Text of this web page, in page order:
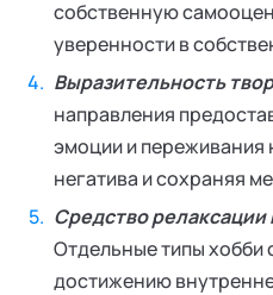
собственную
уверенности в
Выразительность
направления
эмоции и
негатива и сохраняя
Средство релаксации
Отдельные типы хобби
достижению